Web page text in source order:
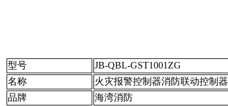
型号
JB-QBL-GST1001ZG
名称
火灾报警控制器消防联动控制器
品牌
海湾消防